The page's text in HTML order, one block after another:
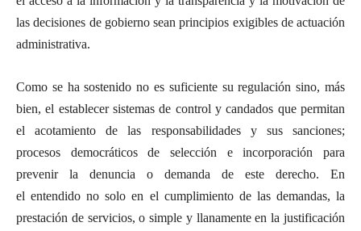
las decisiones de gobierno sean principios exigibles de actuación
administrativa.
Como se ha sostenido no es suficiente su regulación sino, más
bien, el establecer sistemas de control y candados que permitan
el acotamiento de las responsabilidades y sus sanciones;
procesos democráticos de selección e incorporación para
prevenir la denuncia o demanda de este derecho. En
el entendido no solo en el cumplimiento de las demandas, la
prestación de servicios, o simple y llanamente en la justificación